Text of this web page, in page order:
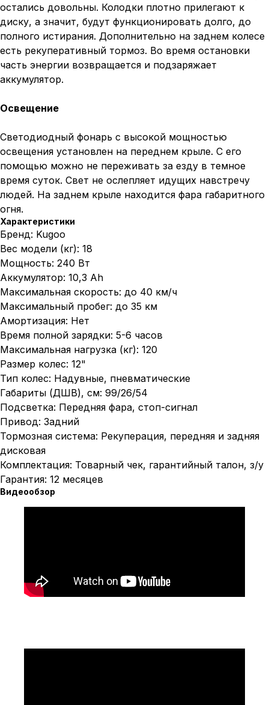
остались довольны. Колодки плотно прилегают к
диску, а значит, будут функционировать долго, до
полного истирания. Дополнительно на заднем колесе
есть рекуперативный тормоз. Во время остановки
часть энергии возвращается и подзаряжает
аккумулятор.
Освещение
Светодиодный фонарь с высокой мощностью
освещения установлен на переднем крыле. С его
помощью можно не переживать за езду в темное
время суток. Свет не ослепляет идущих навстречу
людей. На заднем крыле находится фара габаритного
огня.
Характеристики
Бренд: Kugoo
Вес модели (кг): 18
Мощность: 240 Вт
Аккумулятор: 10,3 Аh
Максимальная скорость: до 40 км/ч
Максимальный пробег: до 35 км
Амортизация: Нет
Время полной зарядки: 5-6 часов
Максимальная нагрузка (кг): 120
Размер колес: 12"
Тип колес: Надувные, пневматические
Габариты (ДШВ), см: 99/26/54
Подсветка: Передняя фара, стоп-сигнал
Привод: Задний
Тормозная система: Рекуперация, передняя и задняя
дисковая
Комплектация: Товарный чек, гарантийный талон, з/у
Гарантия: 12 месяцев
Видеообзор